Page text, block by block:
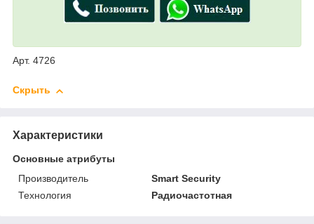
Арт. 4726
Скрыть
Характеристики
Основные атрибуты
Производитель
Smart Security
Технология
Радиочастотная